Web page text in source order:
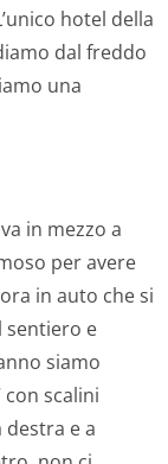
hotel della
dal freddo
una
in mezzo a
per avere
in auto che si
sentiero e
siamo
scalini
e a